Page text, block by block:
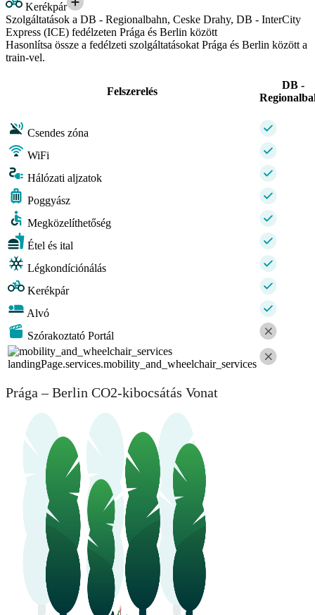
Kerékpár
Szolgáltatások a DB - Regionalbahn, Ceske Drahy, DB - InterCity
Express (ICE) fedélzeten Prága és Berlin között
Hasonlítsa össze a fedélzeti szolgáltatásokat Prága és Berlin között a
train-vel.
Felszerelés
DB -
Csendes zóna
WiFi
Hálózati aljzatok
Poggyász
Megközelíthetőség
Étel és ital
Légkondíciónálás
Kerékpár
Alvó
Szórakoztató Portál
landingPage.services.mobility_and_wheelchair_services
Prága – Berlin CO2-kibocsátás Vonat